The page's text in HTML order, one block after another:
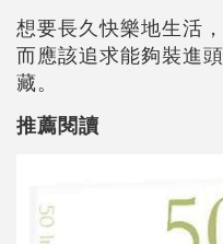
想要長久快樂地生活
而應該追求能夠裝進
藏。
推薦閱讀